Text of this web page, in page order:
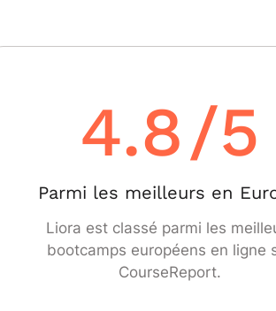
4.8/5
Parmi les meilleurs en
Liora est classé parmi les
bootcamps européens en ligne
CourseReport.